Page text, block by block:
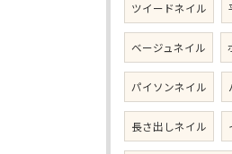
ツイードネイル
ベージュネイル
パイソンネイル
長さ出しネイル